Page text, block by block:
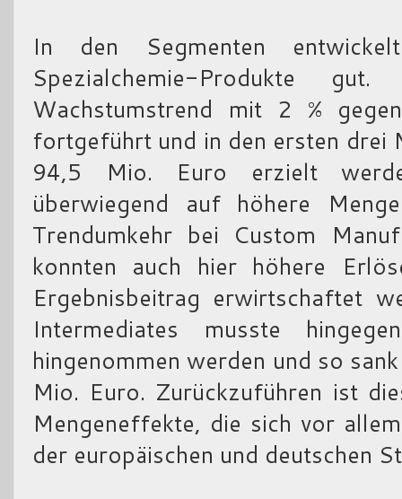
In den Segmenten
Spezialchemie-Produkte
Wachstumstrend mit 2 %
fortgeführt und in den ersten drei
94,5 Mio. Euro erzielt
überwiegend auf höhere
Trendumkehr bei Custom
konnten auch hier höhere
Ergebnisbeitrag erwirtschaftet
Intermediates musste
hingenommen werden und so
Mio. Euro. Zurückzuführen ist
Mengeneffekte, die sich vor
der europäischen und deutschen